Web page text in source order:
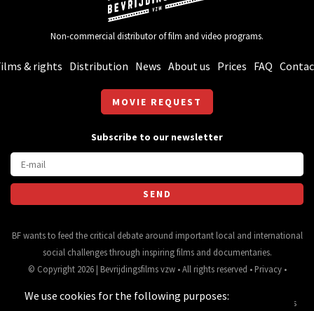
Non-commercial distributor of film and video programs.
& rights Distribution News About us Prices FAQ
MOVIE REQUEST
Subscribe to our newsletter
BF wants to feed the critical debate around important local and international
social challenges through inspiring films and documentaries.
© Copyright 2026 | Bevrijdingsfilms vzw • All rights reserved • Privacy•
Nimbu. Source for movie data and images: General terms
We use cookies for the following purposes: